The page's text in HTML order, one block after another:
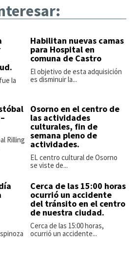
la
Habilitan nuevas camas
para Hospital en
comuna de Castro
El objetivo de esta adquisición
es disminuir la...
Rilling
Osorno en el centro de
las actividades
culturales, fin de
semana pleno de
actividades.
EL centro cultural de Osorno
se viste de...
Cerca de las 15:00 horas
ocurrió un accidente
del tránsito en el centro
de nuestra ciudad.
Cerca de las 15:00 horas,
ocurrió un accidente...